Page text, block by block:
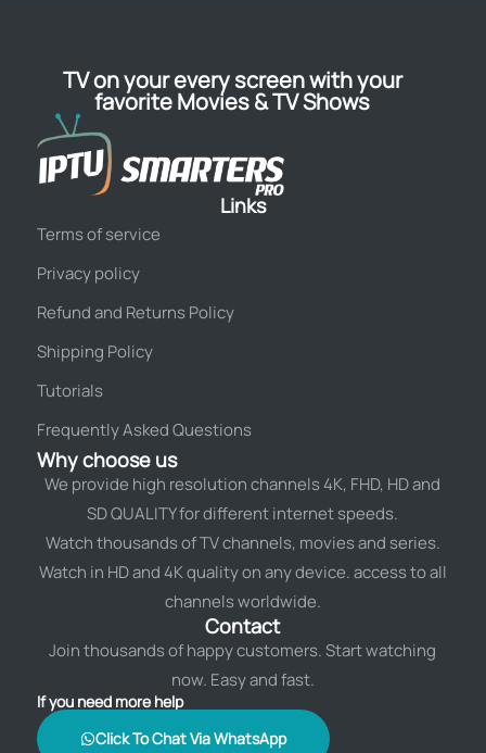
TV on your every screen with your
favorite Movies & TV Shows
Links
Terms of service
Privacy policy
Refund and Returns Policy
Shipping Policy
Tutorials
Frequently Asked Questions
Why choose us
We provide high resolution channels 4K, FHD, HD and
SD QUALITY for different internet speeds.
Watch thousands of TV channels, movies and series.
Watch in HD and 4K quality on any device. access to all
channels worldwide.
Contact
Join thousands of happy customers. Start watching
now. Easy and fast.
If you need more help
Click To Chat Via WhatsApp